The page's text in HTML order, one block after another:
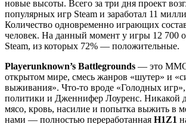
новые высоты. Всего за три дня проект
популярных игр Steam и заработал 11
Количество одновременно играющих
человек. На данный момент у игры 12 700
Steam, из которых 72% — положительные.
Playerunknown’s Battlegrounds — это
открытом мире, смесь жанров «шутер» и
выживания». Что-то вроде «Голодных игр»,
политики и Дженнифер Лоуренс. Никакой
мясо, кровь, насилие и попытка выжить в
нами — полностью переработанная H1Z1